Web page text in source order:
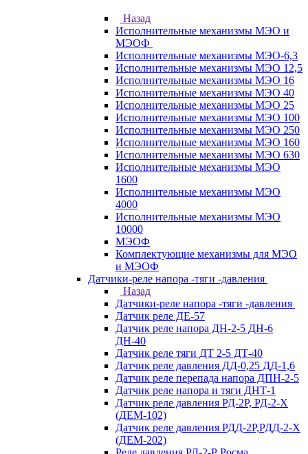
Назад
Исполнительные механизмы МЭО и
МЭОФ
Исполнительные механизмы МЭО-6,3
Исполнительные механизмы МЭО 12,5
Исполнительные механизмы МЭО 16
Исполнительные механизмы МЭО 40
Исполнительные механизмы МЭО 25
Исполнительные механизмы МЭО 100
Исполнительные механизмы МЭО 250
Исполнительные механизмы МЭО 160
Исполнительные механизмы МЭО 630
Исполнительные механизмы МЭО
1600
Исполнительные механизмы МЭО
4000
Исполнительные механизмы МЭО
10000
МЭОФ
Комплектующие механизмы для МЭО
и МЭОФ
Датчики-реле напора -тяги -давления
Назад
Датчики-реле напора -тяги -давления
Датчик реле ДЕ-57
Датчик реле напора ДН-2-5 ДН-6
ДН-40
Датчик реле тяги ДТ 2-5 ДТ-40
Датчик реле давления ДД-0,25 ДД-1,6
Датчик реле перепада напора ДПН-2-5
Датчик реле напора и тяги ДНТ-1
Датчик реле давления РД-2Р, РД-2-Х
(ДЕМ-102)
Датчик реле давления РДД-2Р,РДД-2-Х
(ДЕМ-202)